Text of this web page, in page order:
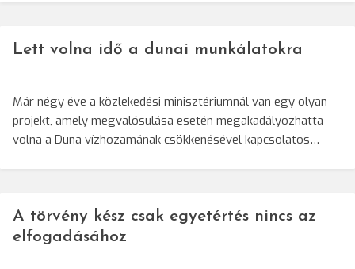
Lett volna idő a dunai munkálatokra
Már négy éve a közlekedési minisztériumnál van egy olyan
projekt, amely megvalósulása esetén megakadályozhatta
volna a Duna vízhozamának csökkenésével kapcsolatos…
A törvény kész csak egyetértés nincs az
elfogadásához